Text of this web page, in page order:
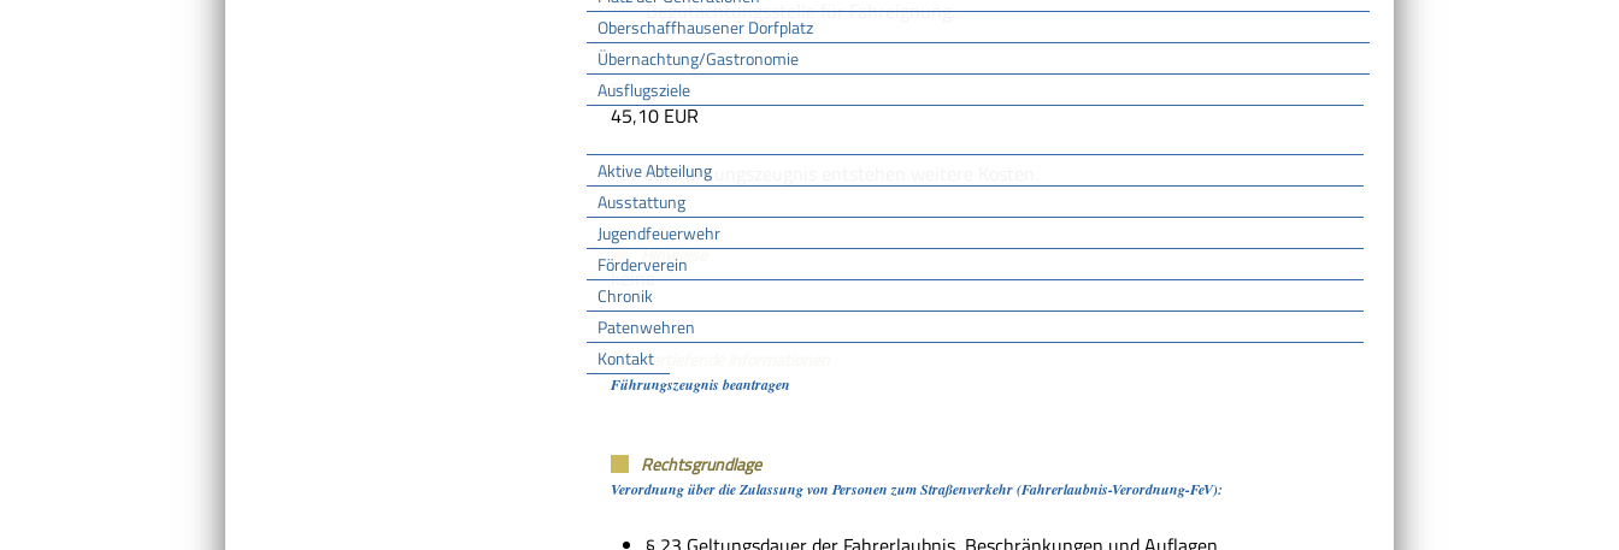
Oberschaffhausener Dorfplatz
Übernachtung/Gastronomie
Ausflugsziele
FFW
Aktive Abteilung
Ausstattung
Jugendfeuerwehr
Förderverein
Chronik
Patenwehren
Kontakt
Vereine
Begutachtungsstelle für Fahreignung.
Kosten
45,10 EUR
Für das Führungszeugnis entstehen weitere Kosten.
Hinweise
keine
Vertiefende Informationen
Führungszeugnis beantragen
Rechtsgrundlage
Verordnung über die Zulassung von Personen zum Straßenverkehr (Fahrerlaubnis-Verordnung-FeV):